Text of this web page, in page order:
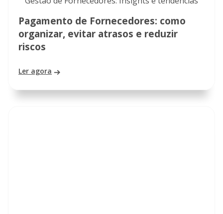
Pagamento de Fornecedores: como
organizar, evitar atrasos e reduzir
riscos
Ler agora